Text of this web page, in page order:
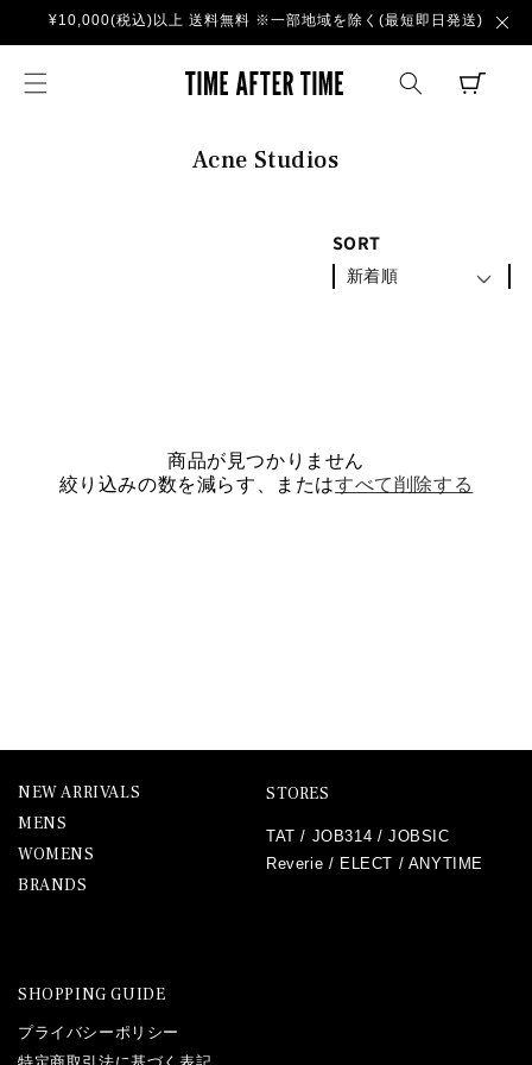
ンツに
進む
¥10,000(税込)以上 送料無料 ※一部地域を除く(最短即日発送)
TIME AFTER
CART
コ
Acne Studios
SORT
新着順
商品が見つかりません
絞り込みの数を減らす、またはすべて削除する
NEW ARRIVALS
MENS
WOMENS
BRANDS
STORES
TAT / JOB314 /JOBSIC
Reverie / ELECT / ANYTIME
SHOPPING GUIDE
プライバシーポリシー